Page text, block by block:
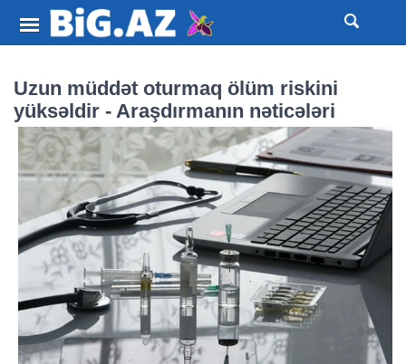
Uzun müddət oturmaq ölüm riskini
yüksəldir - Araşdırmanın nəticələri